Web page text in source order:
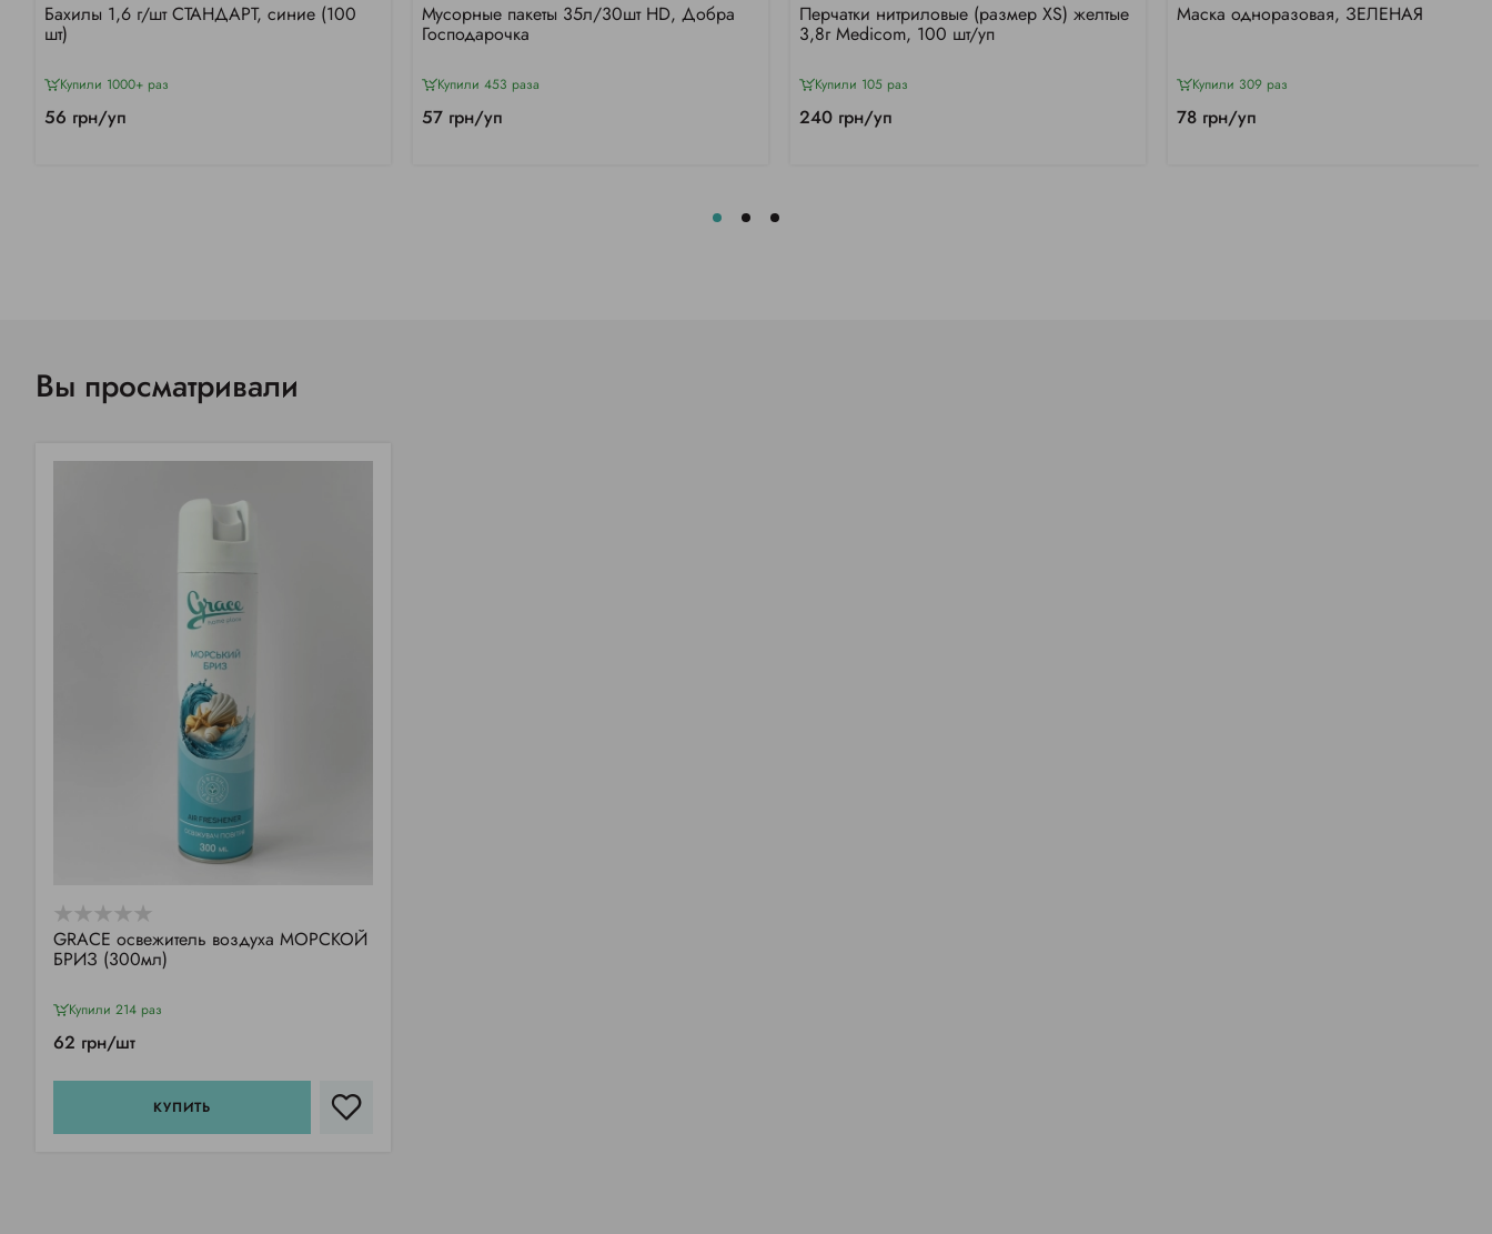
Бахилы 1,6 г/шт СТАНДАРТ, синие (100
шт)
Купили 1000+ раз
56 грн/уп
Мусорные пакеты 35л/30шт HD, Добра
Господарочка
Купили 453 раза
57 грн/уп
Перчатки нитриловые (размер XS) желтые
3,8г Medicom, 100 шт/уп
Купили 105 раз
240 грн/уп
Маска одноразовая, ЗЕЛЕНАЯ
Купили 309 раз
78 грн/уп
Вы просматривали
GRACE освежитель воздуха МОРСКОЙ
БРИЗ (300мл)
Купили 214 раз
62 грн/шт
КУПИТЬ